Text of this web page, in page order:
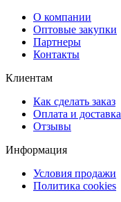
О компании
Оптовые закупки
Партнеры
Контакты
Клиентам
Как сделать заказ
Оплата и доставка
Отзывы
Информация
Условия продажи
Политика cookies